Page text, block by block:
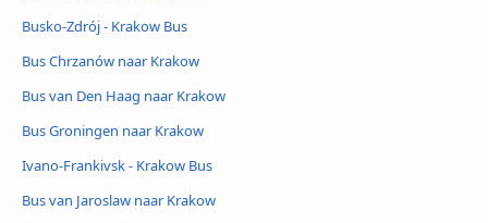
Busko-Zdrój - Krakow Bus
Bus Chrzanów naar Krakow
Bus van Den Haag naar Krakow
Bus Groningen naar Krakow
Ivano-Frankivsk - Krakow Bus
Bus van Jaroslaw naar Krakow